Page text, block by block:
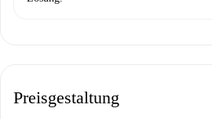
Preisgestaltung